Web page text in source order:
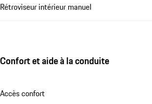
Rétroviseur intérieur manuel
Confort et aide à la conduite
Accès confort